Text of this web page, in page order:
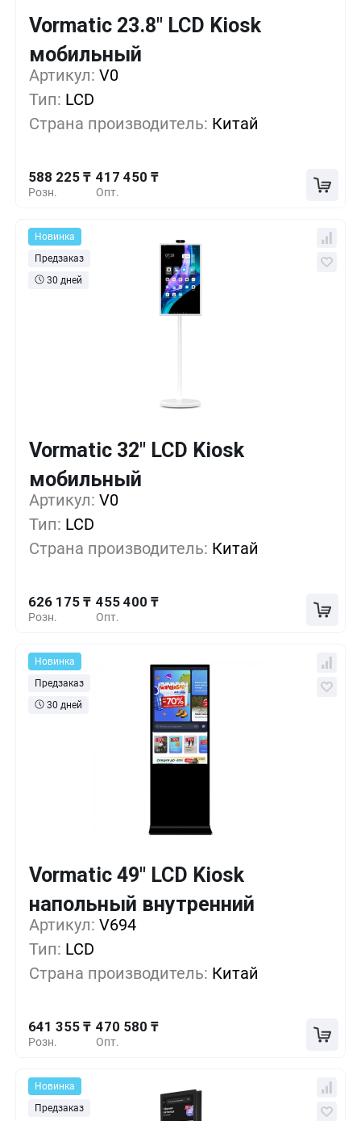
Vormatic 23.8" LCD Kiosk
мобильный
Артикул: V0
Тип: LCD
Страна производитель: Китай
Розн.
588 225 ₸
Опт.
417 450 ₸
1+
5+
10+ -19%
Новинка
Предзаказ
30 дней
Vormatic 32" LCD Kiosk
мобильный
Артикул: V0
Тип: LCD
Страна производитель: Китай
Розн.
626 175 ₸
Опт.
455 400 ₸
1+
5+
10+ -18%
Новинка
Предзаказ
30 дней
Vormatic 49" LCD Kiosk
напольный внутренний
Артикул: V694
Тип: LCD
Страна производитель: Китай
Розн.
641 355 ₸
Опт.
470 580 ₸
1+ 0%
5+
10+ -17%
Новинка
Предзаказ